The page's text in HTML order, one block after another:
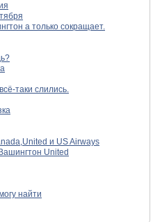
а только сокращает.
таки слились.
и US Airways
United
найти